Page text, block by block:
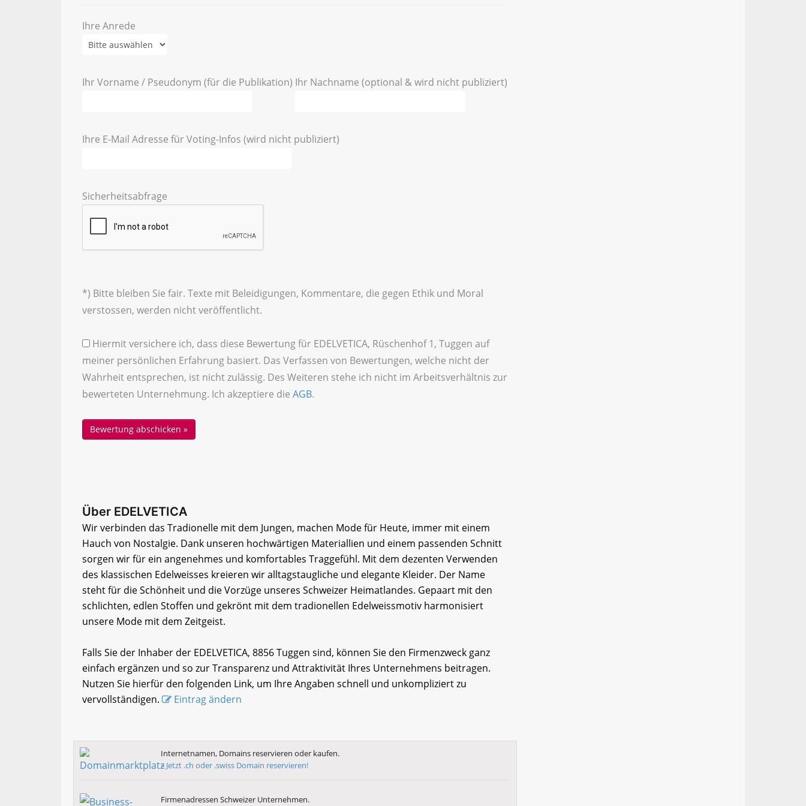
Ihre Anrede
Ihr Vorname / Pseudonym (für die Publikation) Ihr Nachname (optional & wird nicht publiziert)
Ihre E-Mail Adresse für Voting-Infos (wird nicht publiziert)
Sicherheitsabfrage
*) Bitte bleiben Sie fair. Texte mit Beleidigungen, Kommentare, die gegen Ethik und Moral
verstossen, werden nicht veröffentlicht.
Hiermit versichere ich, dass diese Bewertung für EDELVETICA, Rüschenhof 1, Tuggen auf
meiner persönlichen Erfahrung basiert. Das Verfassen von Bewertungen, welche nicht der
Wahrheit entsprechen, ist nicht zulässig. Des Weiteren stehe ich nicht im Arbeitsverhältnis zur
bewerteten Unternehmung. Ich akzeptiere die AGB.
Über EDELVETICA
Wir verbinden das Tradionelle mit dem Jungen, machen Mode für Heute, immer mit einem
Hauch von Nostalgie. Dank unseren hochwärtigen Materiallien und einem passenden Schnitt
sorgen wir für ein angenehmes und komfortables Traggefühl. Mit dem dezenten Verwenden
des klassischen Edelweisses kreieren wir alltagstaugliche und elegante Kleider. Der Name
steht für die Schönheit und die Vorzüge unseres Schweizer Heimatlandes. Gepaart mit den
schlichten, edlen Stoffen und gekrönt mit dem tradionellen Edelweissmotiv harmonisiert
unsere Mode mit dem Zeitgeist.
Falls Sie der Inhaber der EDELVETICA, 8856 Tuggen sind, können Sie den Firmenzweck ganz
einfach ergänzen und so zur Transparenz und Attraktivität Ihres Unternehmens beitragen.
Nutzen Sie hierfür den folgenden Link, um Ihre Angaben schnell und unkompliziert zu
vervollständigen.
Eintrag ändern
Internetnamen, Domains reservieren oder kaufen.
» Jetzt .ch oder .swiss Domain reservieren!
Firmenadressen Schweizer Unternehmen.